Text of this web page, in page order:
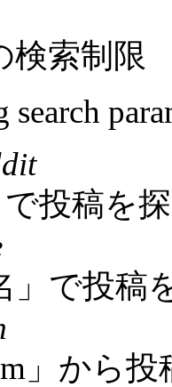
検索制限
で投稿を
」で投稿
」から